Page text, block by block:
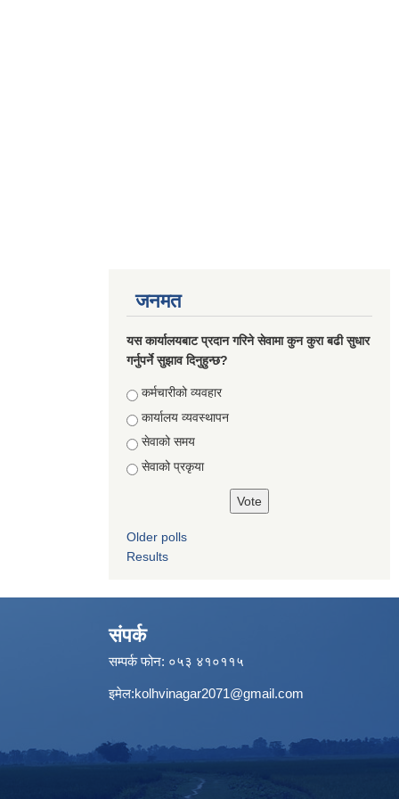
जनमत
यस कार्यालयबाट प्रदान गरिने सेवामा कुन कुरा बढी सुधार
गर्नुपर्ने सुझाव दिनुहुन्छ?
Choices
कर्मचारीको व्यवहार
कार्यालय व्यवस्थापन
सेवाको समय
सेवाको प्रकृया
Older polls
Results
संपर्क
सम्पर्क फोन: ०५३ ४१०११५
इमेल:kolhvinagar2071@gmail.com